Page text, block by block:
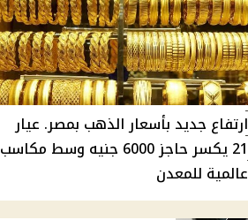
ارتفاع جديد بأسعار الذهب بمصر. عيار
21 يكسر حاجز 6000 جنيه وسط مكاسب
عالمية للمعدن